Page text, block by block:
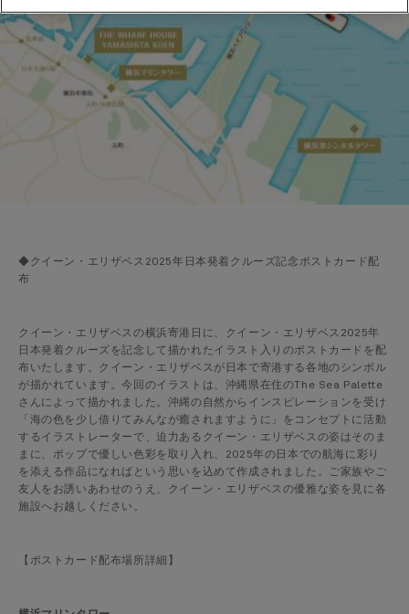
◆クイーン・エリザベス2025年日本発着クルーズ記念ポストカード配
布
クイーン・エリザベスの横浜寄港日に、クイーン・エリザベス2025年
日本発着クルーズを記念して描かれたイラスト入りのポストカードを配
布いたします。クイーン・エリザベスが日本で寄港する各地のシンボル
が描かれています。今回のイラストは、沖縄県在住のThe Sea Palette
さんによって描かれました。沖縄の自然からインスピレーションを受け
「海の色を少し借りてみんなが癒されますように」をコンセプトに活動
するイラストレーターで、迫力あるクイーン・エリザベスの姿はそのま
まに、ポップで優しい色彩を取り入れ、2025年の日本での航海に彩り
を添える作品になればという思いを込めて作成されました。ご家族やご
友人をお誘いあわせのうえ、クイーン・エリザベスの優雅な姿を見に各
施設へお越しください。
【ポストカード配布場所詳細】